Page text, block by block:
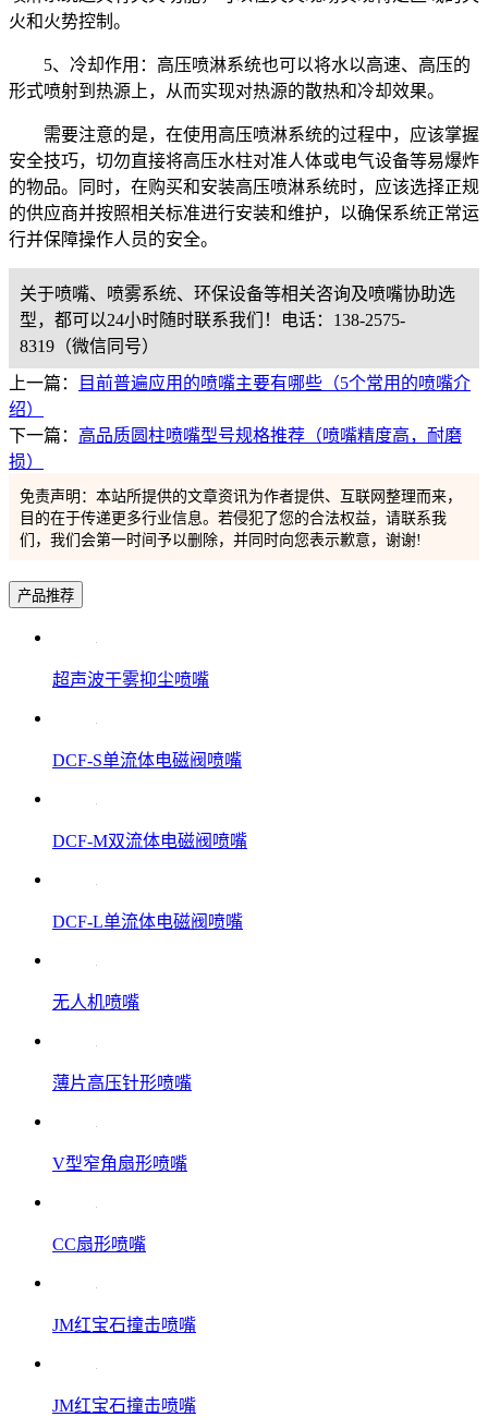
火和火势控制。
5、冷却作用：高压喷淋系统也可以将水以高速、高压的
形式喷射到热源上，从而实现对热源的散热和冷却效果。
需要注意的是，在使用高压喷淋系统的过程中，应该掌握
安全技巧，切勿直接将高压水柱对准人体或电气设备等易爆炸
的物品。同时，在购买和安装高压喷淋系统时，应该选择正规
的供应商并按照相关标准进行安装和维护，以确保系统正常运
行并保障操作人员的安全。
关于喷嘴、喷雾系统、环保设备等相关咨询及喷嘴协助选
型，都可以24小时随时联系我们！电话：138-2575-
8319（微信同号）
上一篇：
目前普遍应用的喷嘴主要有哪些（5个常用的喷嘴介
绍）
下一篇： 高品质圆柱喷嘴型号规格推荐（喷嘴精度高，耐磨
损）
免责声明：本站所提供的文章资讯为作者提供、互联网整理而来，
目的在于传递更多行业信息。若侵犯了您的合法权益，请联系我
们，我们会第一时间予以删除，并同时向您表示歉意，谢谢!
产品推荐
超声波干雾抑尘喷嘴
DCF-S单流体电磁阀喷嘴
DCF-M双流体电磁阀喷嘴
DCF-L单流体电磁阀喷嘴
无人机喷嘴
薄片高压针形喷嘴
V型窄角扇形喷嘴
CC扇形喷嘴
JM红宝石撞击喷嘴
JM红宝石撞击喷嘴